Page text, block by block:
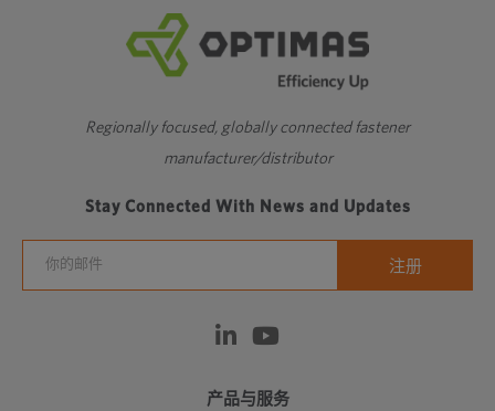
Regionally focused, globally connected fastener
manufacturer/distributor
Stay Connected With News and Updates
产品与服务